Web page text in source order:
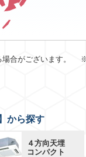
合がございます。
から探す
４方向天埋
コンパクト